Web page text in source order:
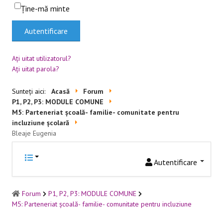
Afişe
CAMPANIE ONLINE
RESURSE EDUCAŢIONALE
Educație incluzivă
Management instituțional
BUNE PRACTICI
Educaţie incluzivă
Capacitate instituţională
FORUM
Ţine-mă minte
Autentificare
Aţi uitat utilizatorul?
Aţi uitat parola?
Sunteți aici: Acasă
Forum
P1, P2, P3: MODULE COMUNE
M5: Parteneriat școală- familie- comunitate pentru
incluziune școlară
Bleaje Eugenia
Autentificare
Forum
P1, P2, P3: MODULE COMUNE
M5: Parteneriat școală- familie- comunitate pentru incluziune